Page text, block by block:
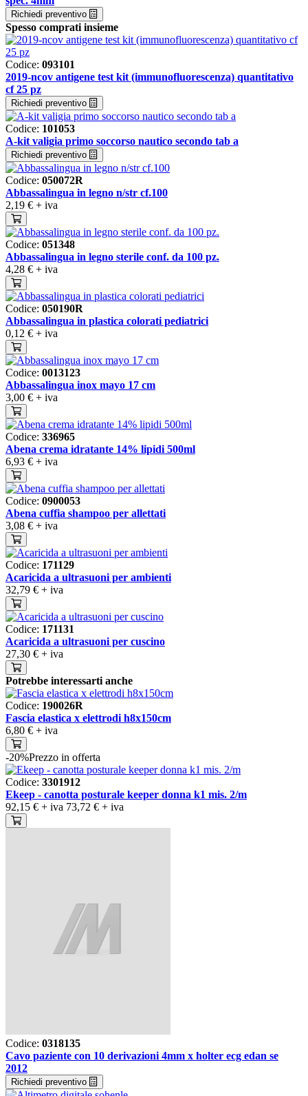
Richiedi preventivo
Spesso comprati insieme
Codice: 093101
2019-ncov antigene test kit (immunofluorescenza) quantitativo
cf 25 pz
Richiedi preventivo
Codice: 101053
A-kit valigia primo soccorso nautico secondo tab a
Richiedi preventivo
Codice: 050072R
Abbassalingua in legno n/str cf.100
2,19 € + iva
Codice: 051348
Abbassalingua in legno sterile conf. da 100 pz.
4,28 € + iva
Codice: 050190R
Abbassalingua in plastica colorati pediatrici
0,12 € + iva
Codice: 0013123
Abbassalingua inox mayo 17 cm
3,00 € + iva
Codice: 336965
Abena crema idratante 14% lipidi 500ml
6,93 € + iva
Codice: 0900053
Abena cuffia shampoo per allettati
3,08 € + iva
Codice: 171129
Acaricida a ultrasuoni per ambienti
32,79 € + iva
Codice: 171131
Acaricida a ultrasuoni per cuscino
27,30 € + iva
Potrebbe interessarti anche
Codice: 190026R
Fascia elastica x elettrodi h8x150cm
6,80 € + iva
-20%Prezzo in offerta
Codice: 3301912
Ekeep - canotta posturale keeper donna k1 mis. 2/m
92,15 € + iva 73,72 € + iva
Codice: 0318135
Cavo paziente con 10 derivazioni 4mm x holter ecg edan se
2012
Richiedi preventivo